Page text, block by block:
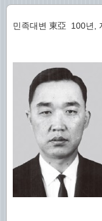
민족대변 東亞 100년,